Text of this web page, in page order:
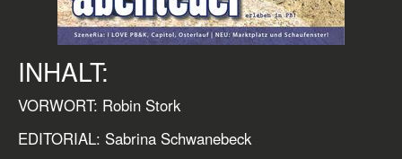
INHALT:
VORWORT: Robin Stork
EDITORIAL: Sabrina Schwanebeck